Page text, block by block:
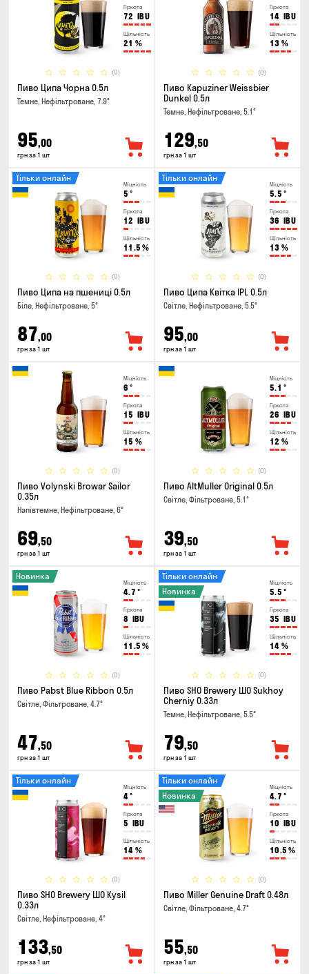
Гіркота
72 IBU
Щільність
21 %
(0)
Пиво Ципа Чорна 0.5л
Темне, Нефільтроване, 7.9°
95,00
грн за 1 шт
Гіркота
14 IBU
Щільність
13 %
(0)
Пиво Kapuziner Weissbier
Dunkel 0.5л
Темне, Нефільтроване, 5.1°
129,50
грн за 1 шт
Міцність
5 °
Гіркота
12 IBU
Щільність
11.5 %
(0)
Тільки онлайн
Пиво Ципа на пшениці 0.5л
Біле, Нефільтроване, 5°
87,00
грн за 1 шт
Міцність
5.5 °
Гіркота
36 IBU
Щільність
13 %
(0)
Тільки онлайн
Пиво Ципа Квітка IPL 0.5л
Світле, Нефільтроване, 5.5°
95,00
грн за 1 шт
Міцність
6 °
Гіркота
15 IBU
Щільність
15 %
(0)
Пиво Volynski Browar Sailor
0.35л
Напівтемне, Нефільтроване, 6°
69,50
грн за 1 шт
Міцність
5.1 °
Гіркота
26 IBU
Щільність
12 %
(0)
Пиво AltMuller Original 0.5л
Світле, Фільтроване, 5.1°
39,50
грн за 1 шт
Міцність
4.7 °
Гіркота
8 IBU
Щільність
11.5 %
(0)
Новинка
Пиво Pabst Blue Ribbon 0.5л
Світле, Фільтроване, 4.7°
47,50
грн за 1 шт
Міцність
5.5 °
Гіркота
35 IBU
Щільність
14 %
(0)
Тільки онлайн
Новинка
Пиво SHO Brewery ШО Sukhoy
Cherniy 0.33л
Темне, Нефільтроване, 5.5°
79,50
грн за 1 шт
Міцність
4°
Гіркота
5 IBU
Щільність
14 %
(0)
Тільки онлайн
Пиво SHO Brewery ШО Kysil
0.33л
Світле, Нефільтроване, 4°
133,50
грн за 1 шт
Міцність
4.7 °
Гіркота
10 IBU
Щільність
10.5 %
(0)
Тільки онлайн
Новинка
Пиво Miller Genuine Draft 0.48л
Світле, Фільтроване, 4.7°
55,50
грн за 1 шт